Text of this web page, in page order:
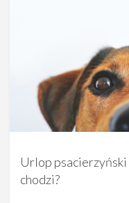
Urlop
chodzi?